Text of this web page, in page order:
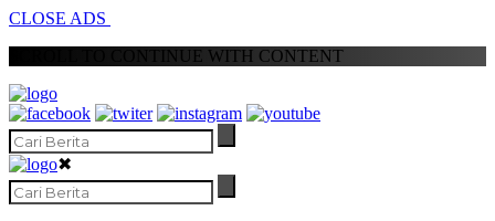
CLOSE ADS
SCROLL TO CONTINUE WITH CONTENT
✖